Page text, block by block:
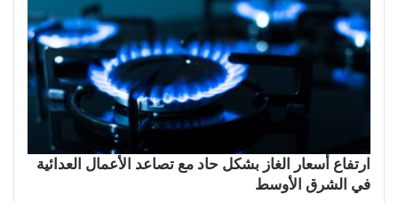
ارتفاع أسعار الغاز بشكل حاد مع تصاعد الأعمال العدائية
في الشرق الأوسط